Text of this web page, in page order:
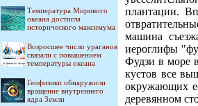
Температура Мирового
океана достигла
исторического максимума
Возросшее число ураганов
связали с повышением
температуры океана
Геофизики обнаружили
вращение внутреннего
ядра Земли
плантации.
машина
иероглифы
Фудзи в море
кустов все
окружающих
деревянном